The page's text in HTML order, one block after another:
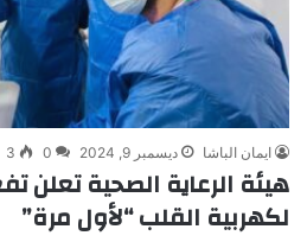
ايمان الباشا ديسمبر 9, 2024 0
3
هيئة الرعاية الصحية تعلن
لكهربية القلب “لأول مرة”